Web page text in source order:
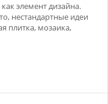
элемент дизайна.
нестандартные идеи
плитка, мозаика,